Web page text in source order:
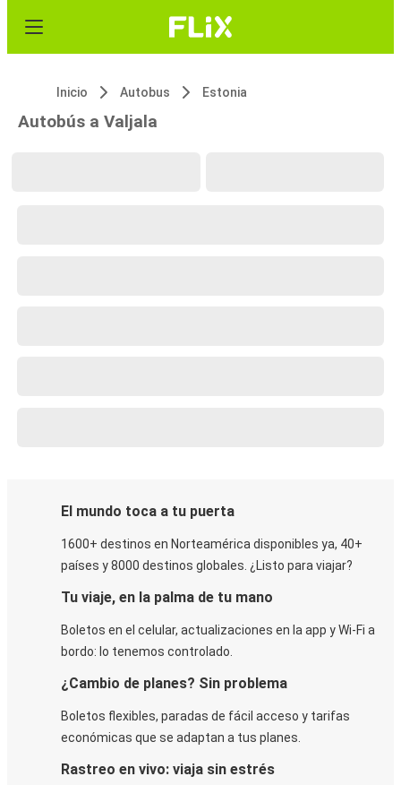
Inicio Autobus Estonia
Autobús a Valjala
El mundo toca a tu puerta
1600+ destinos en Norteamérica disponibles ya, 40+
países y 8000 destinos globales. ¿Listo para viajar?
Tu viaje, en la palma de tu mano
Boletos en el celular, actualizaciones en la app y Wi-Fi a
bordo: lo tenemos controlado.
¿Cambio de planes? Sin problema
Boletos flexibles, paradas de fácil acceso y tarifas
económicas que se adaptan a tus planes.
Rastreo en vivo: viaja sin estrés